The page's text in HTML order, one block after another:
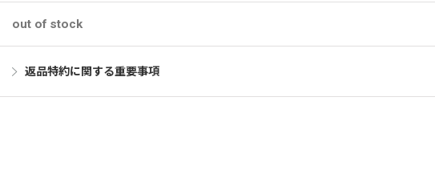
out of stock
返品特約に関する重要事項